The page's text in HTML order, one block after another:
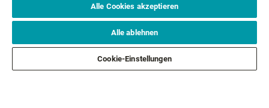
RECHTLICHES
FOLGE UNS
Alle Cookies akzeptieren
Alle ablehnen
Cookie-Einstellungen